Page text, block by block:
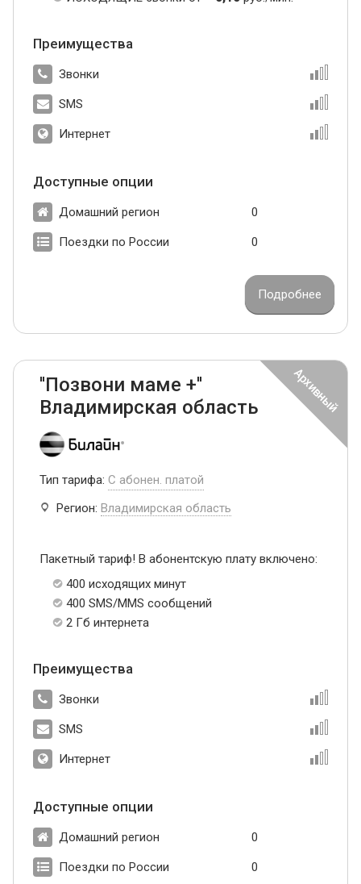
Преимущества
Звонки
SMS
Интернет
Доступные опции
Домашний регион 0
Поездки по России 0
Подробнее
''Позвони маме +''
Владимирская область
Тип тарифа: С абонен. платой
Регион: Владимирская область
Пакетный тариф! В абонентскую плату включено:
400 исходящих минут
400 SMS/MMS сообщений
2 Гб интернета
Преимущества
Звонки
SMS
Интернет
Доступные опции
Домашний регион 0
Поездки по России 0